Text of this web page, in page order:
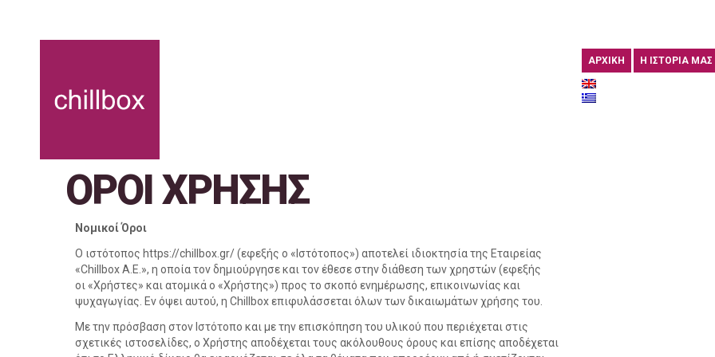
ΑΡΧΙΚΗ Η ΙΣΤΟΡΙΑ ΜΑΣ
ΟΡΟΙ ΧΡΗΣΗΣ
Νομικοί Όροι
Ο ιστότοπος https://chillbox.gr/ (εφεξής ο «Ιστότοπος») αποτελεί ιδιοκτησία της Εταιρείας
«Chillbox A.E.», η οποία τον δημιούργησε και τον έθεσε στην διάθεση των χρηστών (εφεξής
οι «Χρήστες» και ατομικά ο «Χρήστης») προς το σκοπό ενημέρωσης, επικοινωνίας και
ψυχαγωγίας. Εν όψει αυτού, η Chillbox επιφυλάσσεται όλων των δικαιωμάτων χρήσης του.
Με την πρόσβαση στον Ιστότοπο και με την επισκόπηση του υλικού που περιέχεται στις
σχετικές ιστοσελίδες, ο Χρήστης αποδέχεται τους ακόλουθους όρους και επίσης αποδέχεται